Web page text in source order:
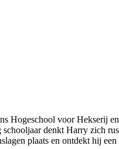
Hogeschool voor Hekserij
denkt Harry zich
plaats en ontdekt hij